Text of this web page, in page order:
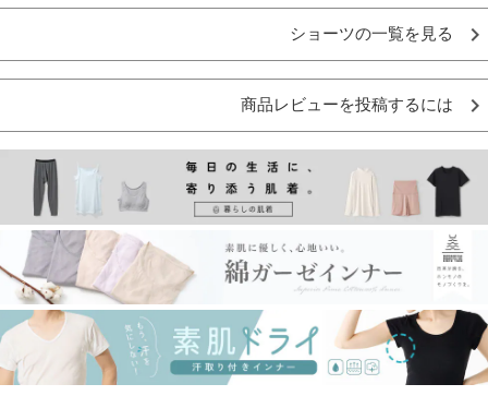
ショーツの一覧を見る
商品レビューを投稿するには